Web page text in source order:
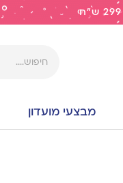
מבצעי מועדון